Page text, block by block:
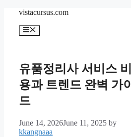
content
vistacursus.com
Menu
유품정리사 서비스 비
용과 트렌드 완벽 가이
드
June 14, 2026June 11, 2025 by
kkangnaaa